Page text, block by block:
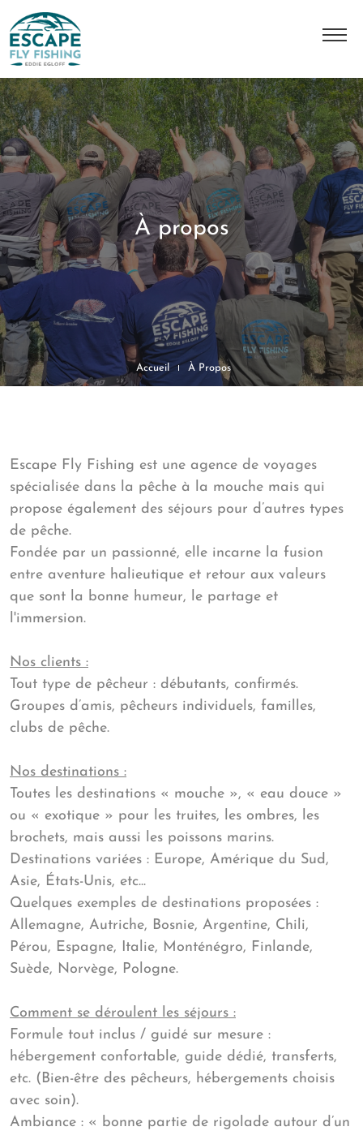
A Propos
L'histoire
Notre équipe
Nos destinations
Nos séjours
Contact
À propos
Accueil À Propos
Escape Fly Fishing est une agence de voyages
spécialisée dans la pêche à la mouche mais qui
propose également des séjours pour d’autres types
de pêche.
Fondée par un passionné, elle incarne la fusion
entre aventure halieutique et retour aux valeurs
que sont la bonne humeur, le partage et
l'immersion.
Nos clients :
Tout type de pêcheur : débutants, confirmés.
Groupes d’amis, pêcheurs individuels, familles,
clubs de pêche.
Nos destinations :
Toutes les destinations « mouche », « eau douce »
ou « exotique » pour les truites, les ombres, les
brochets, mais aussi les poissons marins.
Destinations variées : Europe, Amérique du Sud,
Asie, États-Unis, etc...
Quelques exemples de destinations proposées :
Allemagne, Autriche, Bosnie, Argentine, Chili,
Pérou, Espagne, Italie, Monténégro, Finlande,
Suède, Norvège, Pologne.
Comment se déroulent les séjours :
Formule tout inclus / guidé sur mesure :
hébergement confortable, guide dédié, transferts,
etc. (Bien-être des pêcheurs, hébergements choisis
avec soin).
Ambiance : « bonne partie de rigolade autour d’un